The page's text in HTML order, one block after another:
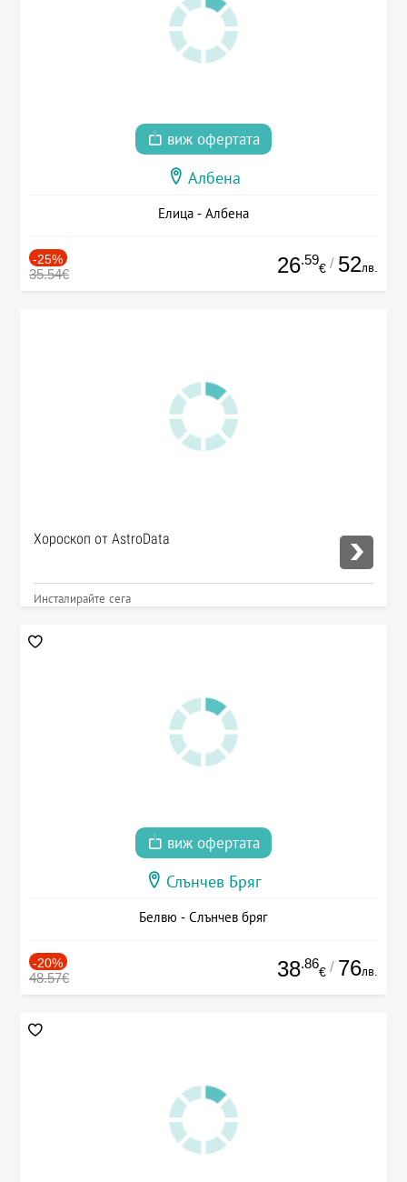
виж офертата
Албена
Елица - Албена
-25%
35.54€ 26.59
€ / 52лв.
Хороскоп от AstroData
Инсталирайте сега
виж офертата
Слънчев Бряг
Белвю - Слънчев бряг
-20%
48.57€ 38.86
€ / 76лв.